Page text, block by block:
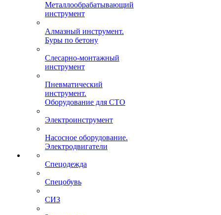
Металлообрабатывающий
инструмент
Алмазный инструмент.
Буры по бетону
Слесарно-монтажный
инструмент
Пневматический
инструмент.
Оборудование для СТО
Электроинструмент
Насосное оборудование.
Электродвигатели
Спецодежда
Спецобувь
СИЗ